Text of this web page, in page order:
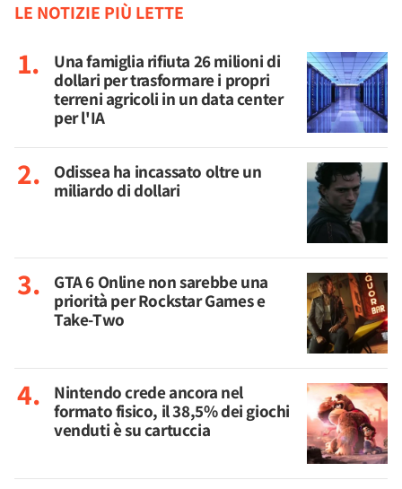
LE NOTIZIE PIÙ LETTE
Una famiglia rifiuta 26 milioni di
dollari per trasformare i propri
terreni agricoli in un data center
per l'IA
Odissea ha incassato oltre un
miliardo di dollari
GTA 6 Online non sarebbe una
priorità per Rockstar Games e
Take-Two
Nintendo crede ancora nel
formato fisico, il 38,5% dei giochi
venduti è su cartuccia